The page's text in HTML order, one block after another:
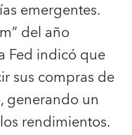
emergentes.
del año
Fed indicó que
sus compras de
generando un
rendimientos.